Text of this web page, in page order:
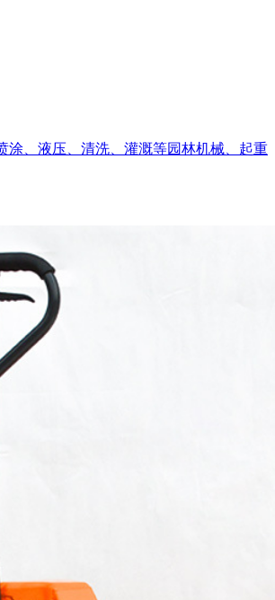
涂、液压、清洗、灌溉等园林机械、起重